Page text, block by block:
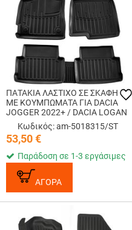
ΠΑΤΑΚΙA ΛΑΣΤΙΧΟ ΣΕ ΣΚΑΦΗ
ME KOYMΠΩΜΑΤΑ ΓΙΑ DACIA
JOGGER 2022+ / DACIA LOGAN
III 5D 2020+ RACE AXION - 5
Τεμ.
Κωδικός: am-5018315/ST
53,50€
Παράδοση σε 1-3 εργάσιμες
ΑΓΟΡΑ